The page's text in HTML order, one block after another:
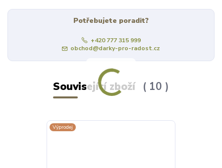
Potřebujete poradit?
+420 777 315 999
obchod@darky-pro-radost.cz
Související zboží 10
Výprodej